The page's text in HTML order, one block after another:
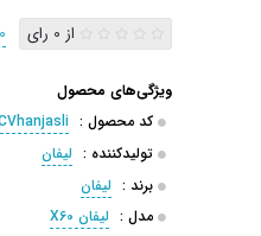
از 0 رای 0 دیدگاه کاربران
ویژگی‌های محصول
کد محصول :
تولیدکننده : لیفان
برند : لیفان
مدل : لیفان X60